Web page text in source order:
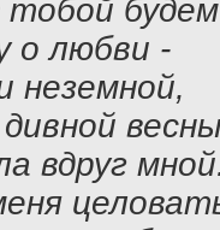
тобой
о любви -
неземной,
вдруг